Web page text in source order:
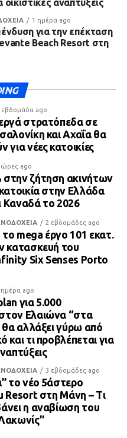
οικιστικές αναπτύξεις
1 ημέρα ago
για την επέκταση
Beach Resort στη
εβδομάδα ago
στρατόπεδα σε
και Αχαΐα θα
για νέες κατοικίες
ώρες ago
στην ζήτηση ακινήτων
στην Ελλάδα
Καναδά το 2026
2 εβδομάδες ago
mega έργο 101 εκατ.
κατασκευή του
Six Senses Porto
ημέρα ago
για 5.000
Ελαιώνα “στα
θα αλλάξει γύρω από
και τι προβλέπεται για
3 εβδομάδες ago
το νέο 5άστερο
Resort στη Μάνη – Τι
η αναβίωση του